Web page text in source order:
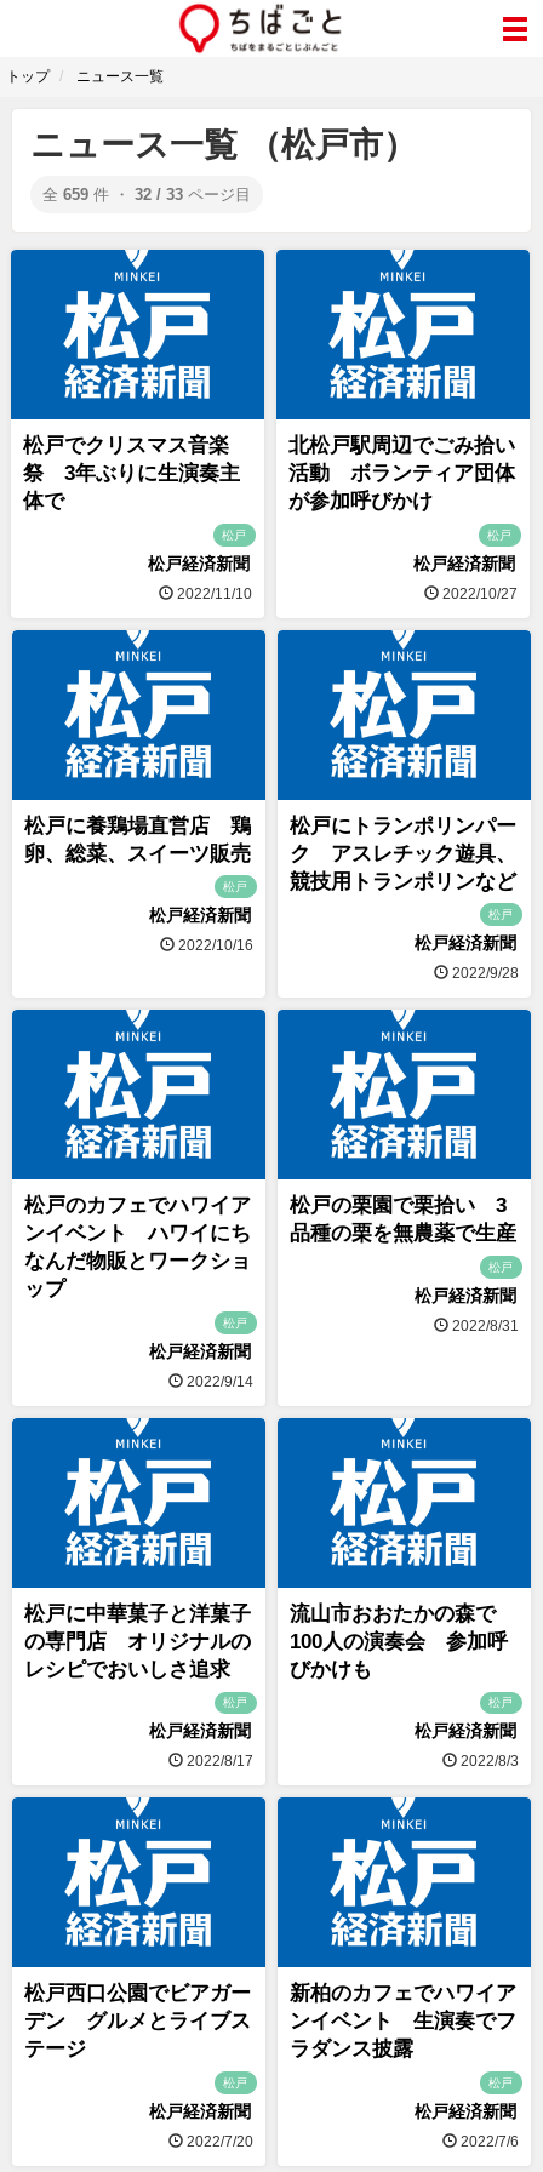
トップ ニュース一覧
ニュース一覧 （松戸市）
全 659 件 ・ 32 / 33 ページ目
松戸でクリスマス音楽
祭 3年ぶりに生演奏主
体で
松戸
松戸経済新聞
2022/11/10
北松戸駅周辺でごみ拾い
活動 ボランティア団体
が参加呼びかけ
松戸
松戸経済新聞
2022/10/27
松戸に養鶏場直営店 鶏
卵、総菜、スイーツ販売
松戸
松戸経済新聞
2022/10/16
松戸にトランポリンパー
ク アスレチック遊具、
競技用トランポリンなど
松戸
松戸経済新聞
2022/9/28
松戸のカフェでハワイア
ンイベント ハワイにち
なんだ物販とワークショ
ップ
松戸
松戸経済新聞
2022/9/14
松戸の栗園で栗拾い 3
品種の栗を無農薬で生産
松戸
松戸経済新聞
2022/8/31
松戸に中華菓子と洋菓子
の専門店 オリジナルの
レシピでおいしさ追求
松戸
松戸経済新聞
2022/8/17
流山市おおたかの森で
100人の演奏会 参加呼
びかけも
松戸
松戸経済新聞
2022/8/3
松戸西口公園でビアガー
デン グルメとライブス
テージ
松戸
松戸経済新聞
2022/7/20
新柏のカフェでハワイア
ンイベント 生演奏でフ
ラダンス披露
松戸
松戸経済新聞
2022/7/6